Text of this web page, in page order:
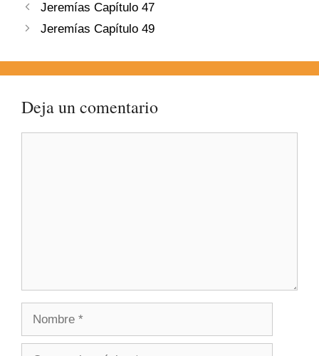
Jeremías Capítulo 47
Jeremías Capítulo 49
Deja un comentario